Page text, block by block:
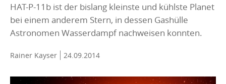
HAT-P-11b ist der bislang kleinste und kühlste Planet
bei einem anderem Stern, in dessen Gashülle
Astronomen Wasserdampf nachweisen konnten.
Rainer Kayser 24.09.2014